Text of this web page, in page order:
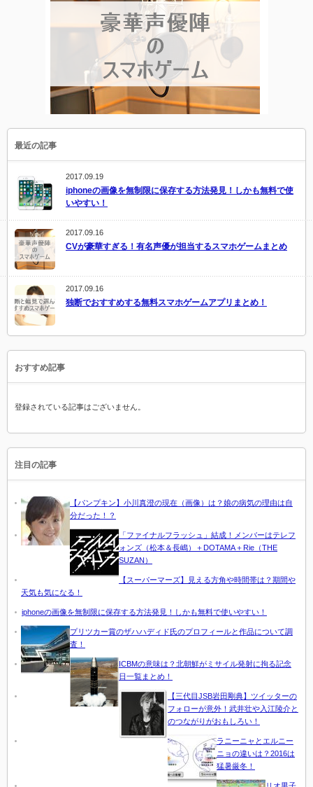
最近の記事
2017.09.19
iphoneの画像を無制限に保存する方法発見！しかも無料で使
いやすい！
2017.09.16
CVが豪華すぎる！有名声優が担当するスマホゲームまとめ
2017.09.16
独断でおすすめする無料スマホゲームアプリまとめ！
おすすめ記事
登録されている記事はございません。
注目の記事
【パンプキン】小川真澄の現在（画像）は？娘の病気の理由は自
分だった！？
「ファイナルフラッシュ」結成！メンバーはテレフ
ォンズ（松本＆長嶋）＋DOTAMA＋Rie（THE
SUZAN）
【スーパーマーズ】見える方角や時間帯は？期間や
天気も気になる！
iphoneの画像を無制限に保存する方法発見！しかも無料で使いやすい！
プリツカー賞のザハハディド氏のプロフィールと作品について調
査！
ICBMの意味は？北朝鮮がミサイル発射に拘る記念
日一覧まとめ！
【三代目JSB岩田剛典】ツイッターの
フォローが意外！武井壮や入江陵介と
のつながりがおもしろい！
ラニーニャとエルニー
ニョの違いは？2016は
猛暑厳冬！